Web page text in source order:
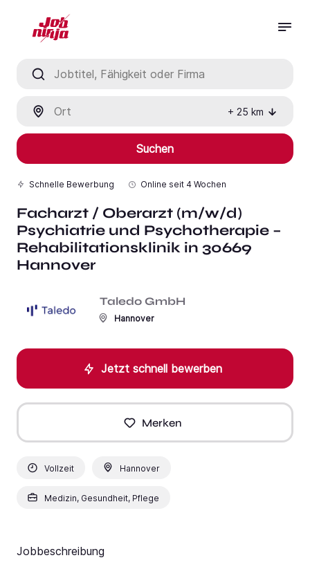
+ 25 km
Suchen
Schnelle Bewerbung Online seit 4 Wochen
Facharzt / Oberarzt (m/w/d)
Psychiatrie und Psychotherapie –
Rehabilitationsklinik in 30669
Hannover
Taledo GmbH
Hannover
Jetzt schnell bewerben
Merken
Vollzeit Hannover
Medizin, Gesundheit, Pflege
Jobbeschreibung